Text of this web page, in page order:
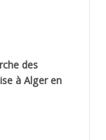
des
à Alger en